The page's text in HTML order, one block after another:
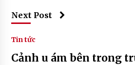
Next Post
Tin tức
Cảnh u ám bên trong